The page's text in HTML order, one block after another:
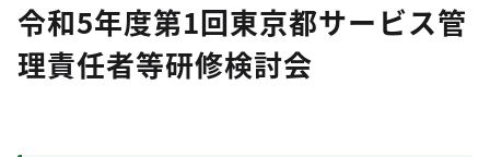
令和5年度第1回東京都サービス管
理責任者等研修検討会